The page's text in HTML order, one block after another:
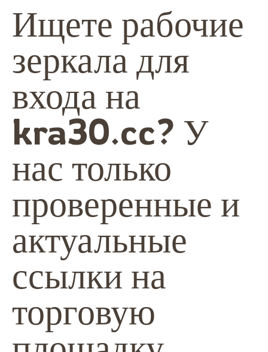
Ищете рабочие
зеркала для
входа на
kra30.cc? У
нас только
проверенные и
актуальные
ссылки на
торговую